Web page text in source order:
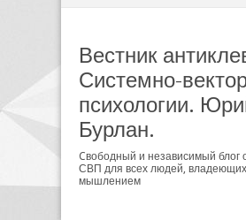
Вестник
Системно-
психологии.
Бурлан.
Cвободный и независимый блог
СВП для всех людей,
мышлением